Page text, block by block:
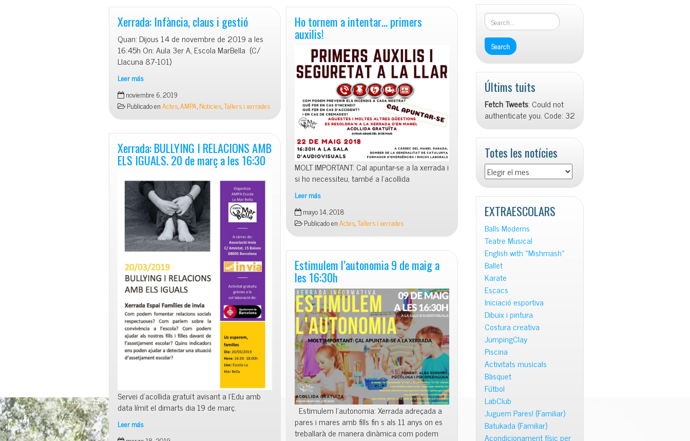
Xerrada: Infància, claus i gestió
Quan: Dijous 14 de novembre de 2019 a les
16:45h On: Aula 3er A, Escola MarBella (C/
Llacuna 87-101)
Leer más
Xerrada:
Infància,
claus
i
gestió
noviembre 6, 2019
Publicado enActes,AMPA,Noticies,Tallers i xerrades
Xerrada: BULLYING I RELACIONS AMB
ELS IGUALS. 20 de març a les 16:30
Servei d’acollida gratuït avisant a l’Edu amb
data límit el dimarts dia 19 de març.
Leer más
Xerrada:
i
les
meves»,
12
desembre
a
16:45
Ho tornem a intentar… primers
auxilis!
MOLT IMPORTANT: Cal apuntar-se a la xerrada i
si ho necessiteu, també a l’acollida
Leer más
Ho
tornem
a
intentar…
primers
auxilis!
mayo 14, 2018
Publicado enActes,Tallers i xerrades
Estimulem l’autonomia 9 de maig a
les 16:30h
Estimulem l’autonomia: Xerrada adreçada a
pares i mares amb fills fin s als 11 anys on es
treballarà de manera dinàmica com podem
Últims tuits
Fetch Tweets: Could not
authenticate you. Code: 32
Totes les notícies
Totes
les
notícies
EXTRAESCOLARS
Balls Moderns
Teatre Musical
English with «Mishmash»
Ballet
Karate
Escacs
Iniciació esportiva
Dibuix i pintura
Costura creativa
JumpingClay
Piscina
Activitats musicals
Bàsquet
Fútbol
LabClub
Juguem Pares! (Familiar)
Batukada (Familiar)
Acondicionament físic per